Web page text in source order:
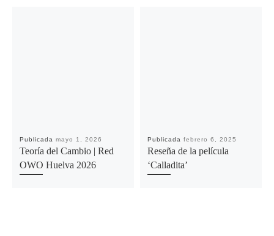
Publicada mayo 1, 2026
Teoría del Cambio | Red
OWO Huelva 2026
Publicada febrero 6, 2025
Reseña de la película
‘Calladita’